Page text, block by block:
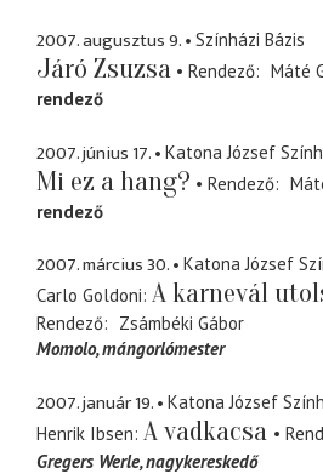
2007. augusztus 9. Színházi Bázis
Járó Zsuzsa Rendező
Máté
rendező
2007. június 17. Katona József
Mi ez a hang? Rendező
rendező
2007. március 30.
Katona József
Carlo Goldoni A karnevál
Rendező
Zsámbéki Gábor
Momolo mángorlómester
2007. január 19.
Katona József
Henrik Ibsen A vadkacsa
Gregers Werle nagykereskedő